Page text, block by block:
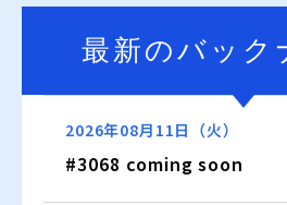
最新のバック
2026年08月11日（火）
#3068 coming soon 【